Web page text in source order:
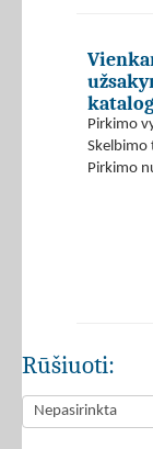
Pirkimo
Skelbimo
Pirkimo
Rūšiuoti: